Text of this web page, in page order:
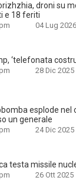
droni su
e 18 feriti
04 Lug 2026
‘telefonata
28 Dic 2025
esplode nel
un generale
24 Dic 2025
testa missile
26 Ott 2025